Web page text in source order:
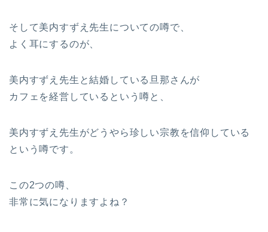
そして美内すずえ先生についての噂で、
よく耳にするのが、
美内すずえ先生と結婚している旦那さんが
カフェを経営しているという噂と、
美内すずえ先生がどうやら珍しい宗教を信仰している
という噂です。
この2つの噂、
非常に気になりますよね？